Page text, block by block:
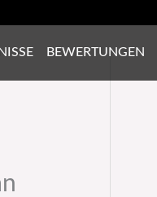
BEWERTUNGEN